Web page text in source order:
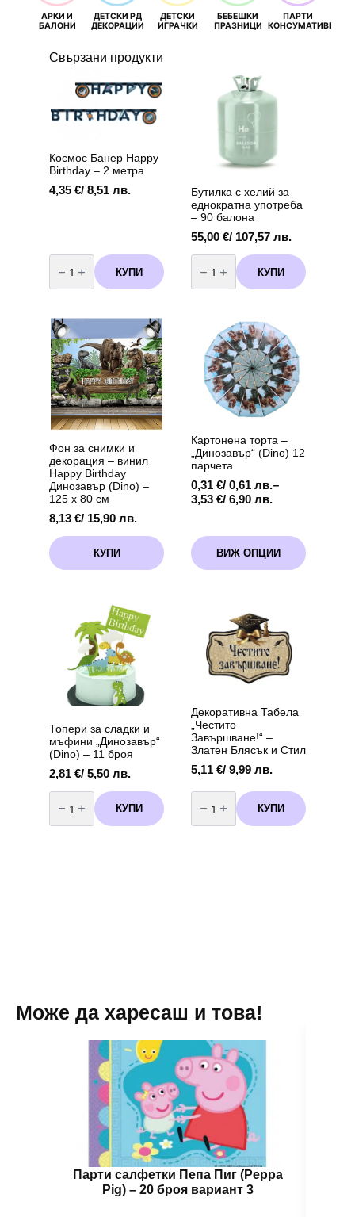
АРКИ И
БАЛОНИ
ДЕТСКИ РД
ДЕКОРАЦИИ
ДЕТСКИ
ИГРАЧКИ
БЕБЕШКИ
ПРАЗНИЦИ
ПАРТИ
КОНСУМАТИВИ
Свързани продукти
Космос Банер Happy
Birthday – 2 метра
4,35 €/ 8,51 лв.
количество
за
Космос
Банер
-
2
метра
КУПИ
Бутилка с хелий за
еднократна употреба
– 90 балона
55,00 €/ 107,57 лв.
количество
за
Бутилка
с
еднократна
употреба
балона
КУПИ
Фон за снимки и
декорация – винил
Happy Birthday
Динозавър (Dino) –
125 x 80 см
8,13 €/ 15,90 лв.
КУПИ
Картонена торта –
„Динозавър“ (Dino) 12
парчета
0,31 €/ 0,61 лв.–
3,53 €/ 6,90 лв.
Price
0,61 лв.
through
ВИЖ ОПЦИИ
This
product
has
options
may
chosen
product
page
Топери за сладки и
мъфини „Динозавър“
(Dino) – 11 броя
2,81 €/ 5,50 лв.
количество
за
Топери
за
КУПИ
Декоративна Табела
„Честито
Завършване!“ –
Златен Блясък и Стил
5,11 €/ 9,99 лв.
количество
за
Декоративна
Табела
КУПИ
Може да харесаш и това!
Парти салфетки Пепа Пиг (Peppa
Pig) – 20 броя вариант 3